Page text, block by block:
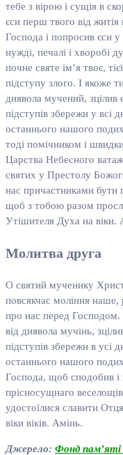
тебе з вірою і сущія в
єси перш твого від
Господа і попросив єси
нужді, печалі і хворобі
почне святе ім’я твоє,
підступу злого. І якоже
диявола мучений, зцілив
підступів збережи у всі
останнього нашого
тоді помічником і
Царства Небесного
святих у Престолу
нас причастниками бути
щоб з тобою разом
Утішителя Духа на віки.
Молитва друга
О святий мученику
повсякчас моління наше,
про нас перед Господом.
від диявола мучінь,
підступів збережи в усі
останнього нашого
Господа, щоб сподобив і
прісносущнаго
удостоїлися славити
віки віків. Амінь.
Джерело: Фонд